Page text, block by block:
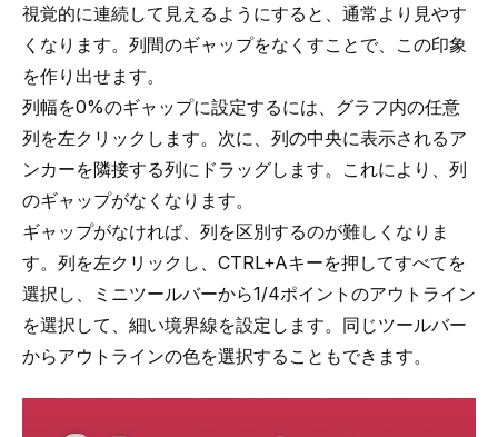
視覚的に連続して見えるようにすると、通常より見やす
くなります。列間のギャップをなくすことで、この印象
を作り出せます。
列幅を0%のギャップに設定するには、グラフ内の任意
列を左クリックします。次に、列の中央に表示されるア
ンカーを隣接する列にドラッグします。これにより、列
のギャップがなくなります。
ギャップがなければ、列を区別するのが難しくなりま
す。列を左クリックし、CTRL+Aキーを押してすべてを
選択し、ミニツールバーから1/4ポイントのアウトライン
を選択して、細い境界線を設定します。同じツールバー
からアウトラインの色を選択することもできます。